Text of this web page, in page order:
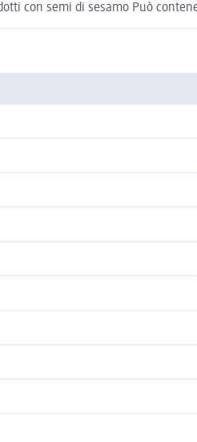
con semi di sesamo Può